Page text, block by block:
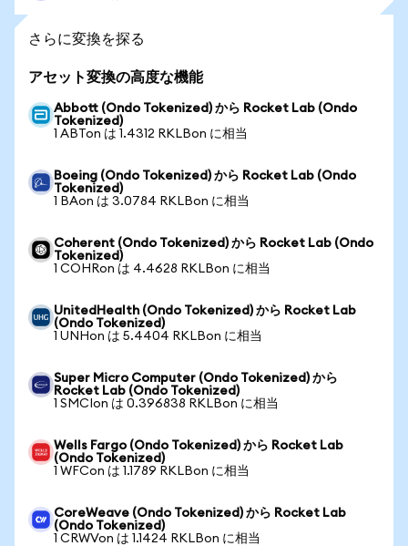
さらに変換を探る
アセット変換の高度な機能
Abbott (Ondo Tokenized) から Rocket Lab (Ondo
Tokenized)
1 ABTon は 1.4312 RKLBon に相当
Boeing (Ondo Tokenized) から Rocket Lab (Ondo
Tokenized)
1 BAon は 3.0784 RKLBon に相当
Coherent (Ondo Tokenized) から Rocket Lab (Ondo
Tokenized)
1 COHRon は 4.4628 RKLBon に相当
UnitedHealth (Ondo Tokenized) から Rocket Lab
(Ondo Tokenized)
1 UNHon は 5.4404 RKLBon に相当
Super Micro Computer (Ondo Tokenized) から
Rocket Lab (Ondo Tokenized)
1 SMCIon は 0.396838 RKLBon に相当
Wells Fargo (Ondo Tokenized) から Rocket Lab
(Ondo Tokenized)
1 WFCon は 1.1789 RKLBon に相当
CoreWeave (Ondo Tokenized) から Rocket Lab
(Ondo Tokenized)
1 CRWVon は 1.1424 RKLBon に相当